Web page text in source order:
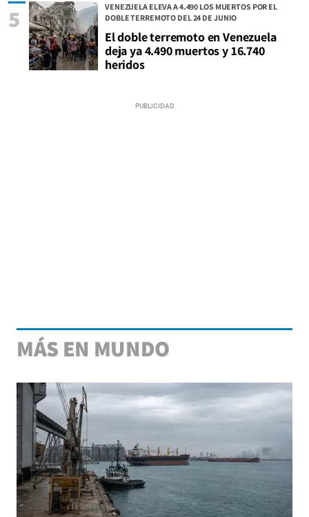
VENEZUELA ELEVA A 4.490 LOS MUERTOS POR EL
DOBLE TERREMOTO DEL 24 DE JUNIO
El doble terremoto en Venezuela
deja ya 4.490 muertos y 16.740
heridos
5
MÁS EN MUNDO